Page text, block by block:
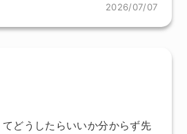
2026/07/07
どうしたらいいか分からず先